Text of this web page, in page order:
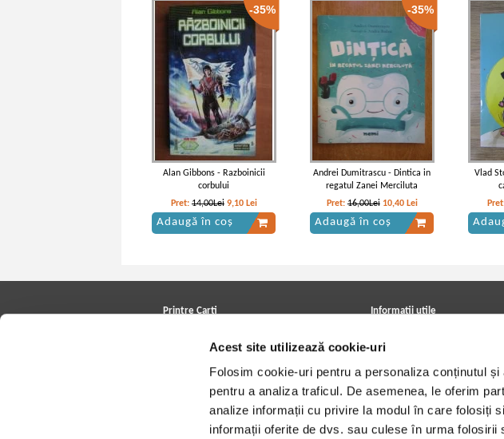
Acest site utilizează cookie-uri
Folosim cookie-uri pentru a personaliza conținutul
pentru a analiza traficul. De asemenea, le oferim
analize informații cu privire la modul în care folosiți
informații oferite de dvs. sau culese în urma folosirii
-35%
Alan Gibbons - Razboinicii
corbului
Pret: 14,00Lei 9,10 Lei
Adaugă în coș
-35%
Andrei Dumitrascu - Dintica in
regatul Zanei Merciluta
Pret:16,00Lei 10,40 Lei
Adaugă în coș
Vlad
Printre Carti
Cele mai căutate cărți
Blog Printre Carti
Cărţi sub 5 lei
Cărţi sub 8 lei
Informatii utile
Achizitii viniluri, casete, CD/DVD
Cum cumpar?
Politica de livrare
Retur comenzi
Angajari - Cariere